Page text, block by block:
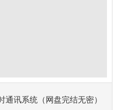
讯系统（网盘完结无密）